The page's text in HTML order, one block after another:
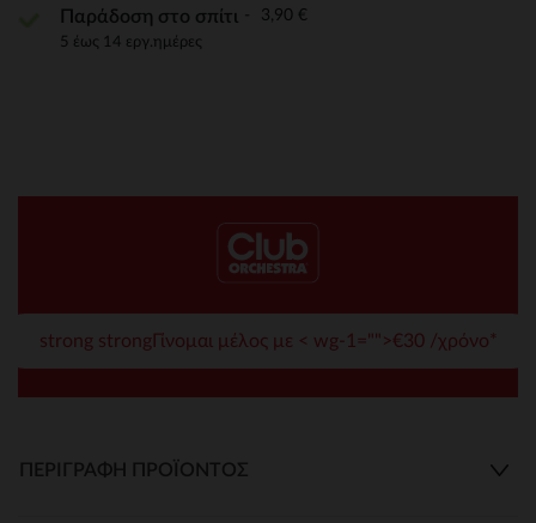
Παράδοση στο σπίτι 3,90 €
5 έως 14 εργ.ημέρες
strong strongΓίνομαι μέλος με < wg-1="">€30 /χρόνο*
ΠΕΡΙΓΡΑΦΉ ΠΡΟΪΌΝΤΟΣ